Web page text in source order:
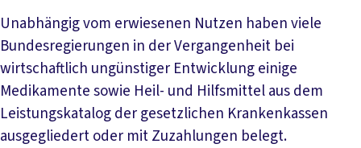
Unabhängig vom erwiesenen Nutzen haben viele
Bundesregierungen in der Vergangenheit bei
wirtschaftlich ungünstiger Entwicklung einige
Medikamente sowie Heil- und Hilfsmittel aus dem
Leistungskatalog der gesetzlichen Krankenkassen
ausgegliedert oder mit Zuzahlungen belegt.